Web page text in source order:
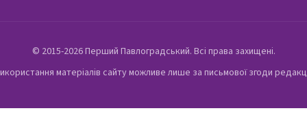
© 2015-2026 Перший Павлоградський. Всі права захищені.
матеріалів сайту можливе лише за письмової згоди